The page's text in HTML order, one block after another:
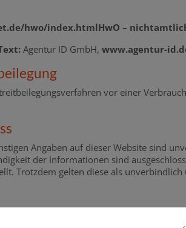
hwo/index.htmlHwO –
Agentur ID GmbH, www.agentur-
vor einer
Angaben auf dieser Website sind
der Informationen sind
Trotzdem gelten diese als
für externe Inhalte und